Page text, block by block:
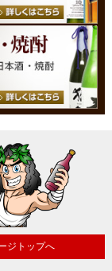
ジトップへ